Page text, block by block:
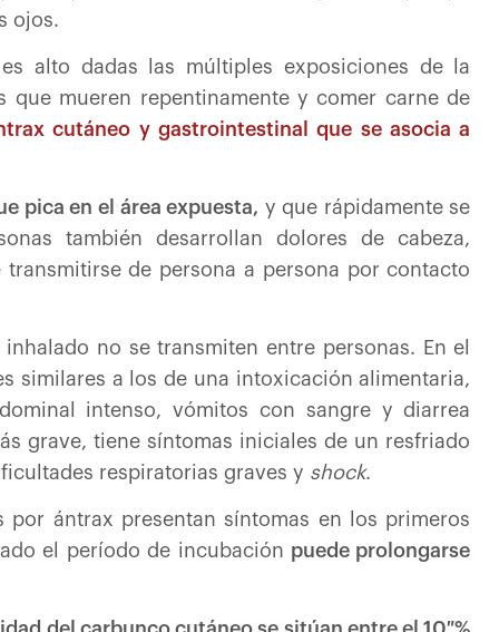
ojos.
alto dadas las múltiples exposiciones de la
que mueren repentinamente y comer carne de
cutáneo y gastrointestinal que se asocia a
pica en el área expuesta, y que rápidamente se
también desarrollan dolores de cabeza,
de persona a persona por contacto
no se transmiten entre personas. En el
similares a los de una intoxicación alimentaria,
intenso, vómitos con sangre y diarrea
grave, tiene síntomas iniciales de un resfriado
respiratorias graves y shock.
ántrax presentan síntomas en los primeros
el período de incubación puede prolongarse